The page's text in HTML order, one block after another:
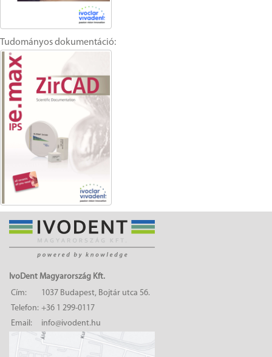
Tudományos dokumentáció:
IvoDent Magyarország Kft.
Cím:
1037 Budapest, Bojtár utca 56.
Telefon: +36 1 299-0117
Email:
info@ivodent.hu